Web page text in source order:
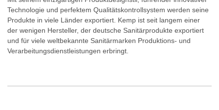
Technologie und perfektem Qualitätskontrollsystem werden seine
Produkte in viele Länder exportiert. Kemp ist seit langem einer
der wenigen Hersteller, der deutsche Sanitärprodukte exportiert
und für viele weltbekannte Sanitärmarken Produktions- und
Verarbeitungsdienstleistungen erbringt.